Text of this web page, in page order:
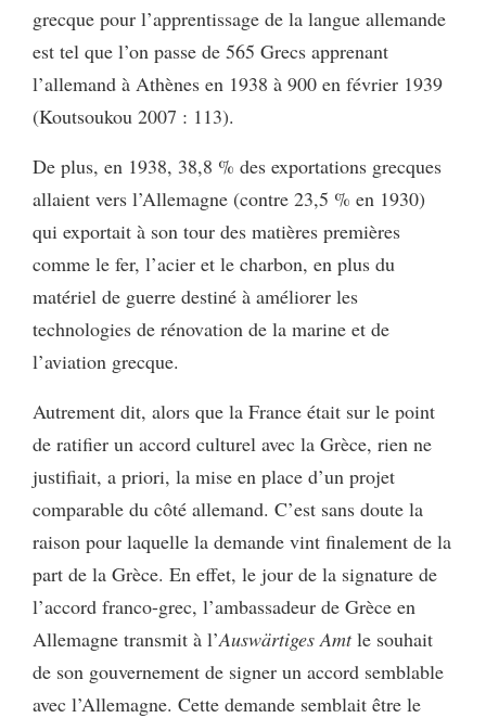
grecque pour l’apprentissage de la langue allemande
est tel que l’on passe de 565 Grecs apprenant
l’allemand à Athènes en 1938 à 900 en février 1939
(Koutsoukou 2007 : 113).
De plus, en 1938, 38,8 % des exportations grecques
allaient vers l’Allemagne (contre 23,5 % en 1930)
qui exportait à son tour des matières premières
comme le fer, l’acier et le charbon, en plus du
matériel de guerre destiné à améliorer les
technologies de rénovation de la marine et de
l’aviation grecque.
Autrement dit, alors que la France était sur le point
de ratifier un accord culturel avec la Grèce, rien ne
justifiait, a priori, la mise en place d’un projet
comparable du côté allemand. C’est sans doute la
raison pour laquelle la demande vint finalement de la
part de la Grèce. En effet, le jour de la signature de
l’accord franco-grec, l’ambassadeur de Grèce en
Allemagne transmit à l’Auswärtiges Amtle souhait
de son gouvernement de signer un accord semblable
avec l’Allemagne. Cette demande semblait être le